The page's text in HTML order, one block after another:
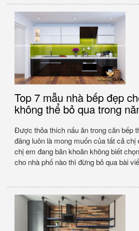
Top 7 mẫu nhà bếp đẹp
không thể bỏ qua trong
Được thỏa thích nấu ăn trong căn bếp
đãng luôn là mong muốn của tất cả
chị em đang băn khoăn không biết
cho nhà phố nào thì đừng bỏ qua bài